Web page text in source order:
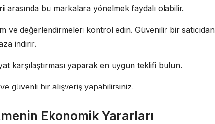
arasında bu markalara yönelmek faydalı olabilir.
ve değerlendirmeleri kontrol edin. Güvenilir bir satıcıdan
indirir.
karşılaştırması yaparak en uygun teklifi bulun.
güvenli bir alışveriş yapabilirsiniz.
Ekonomik Yararları